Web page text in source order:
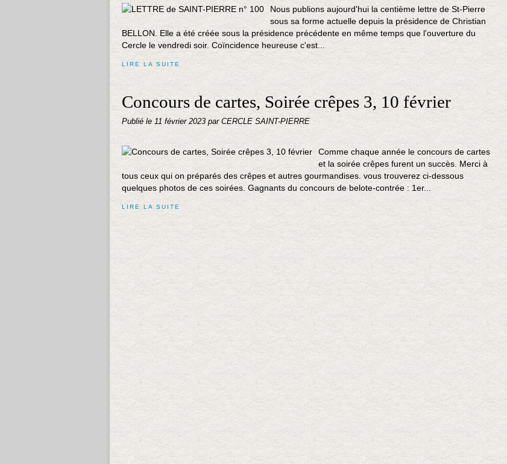
Nous publions aujourd'hui la centième lettre de St-Pierre
sous sa forme actuelle depuis la présidence de Christian
BELLON. Elle a été créée sous la présidence précédente en même temps que l'ouverture du
Cercle le vendredi soir. Coïncidence heureuse c'est...
LIRE LA SUITE
Concours de cartes, Soirée crêpes 3, 10 février
Publié le 11 février 2023 par CERCLE SAINT-PIERRE
Comme chaque année le concours de cartes
et la soirée crêpes furent un succès. Merci à
tous ceux qui on préparés des crêpes et autres gourmandises. vous trouverez ci-dessous
quelques photos de ces soirées. Gagnants du concours de belote-contrée : 1er...
LIRE LA SUITE